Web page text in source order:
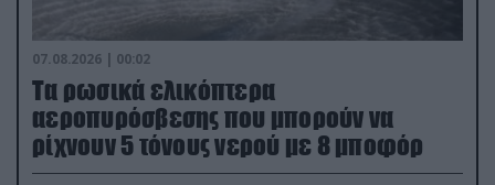
07.08.2026 | 00:02
Τα ρωσικά ελικόπτερα
αεροπυρόσβεσης που μπορούν να
ρίχνουν 5 τόνους νερού με 8 μποφόρ